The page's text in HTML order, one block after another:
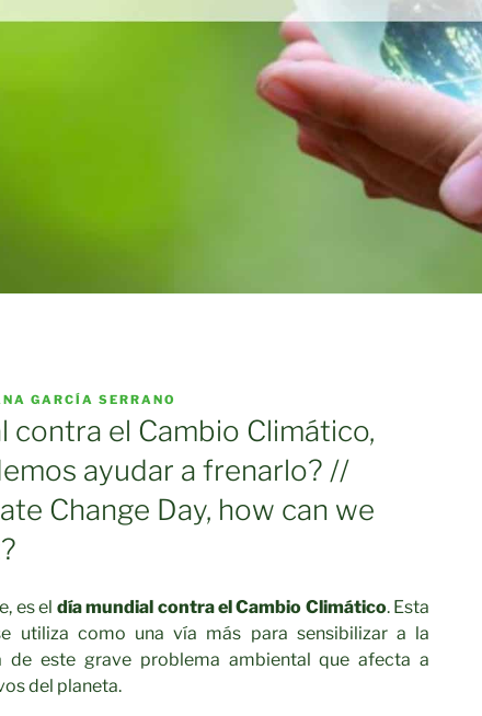
GARCÍA SERRANO
contra el Cambio Climático,
ayudar a frenarlo? //
Change Day, how can we
es el día mundial contra el Cambio Climático. Esta
utiliza como una vía más para sensibilizar a la
de este grave problema ambiental que afecta a
del planeta.